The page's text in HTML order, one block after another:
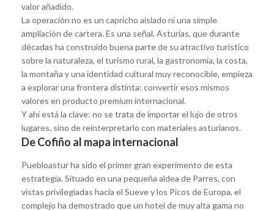
valor añadido.
La operación no es un capricho aislado ni una simple
ampliación de cartera. Es una señal. Asturias, que durante
décadas ha construido buena parte de su atractivo turístico
sobre la naturaleza, el turismo rural, la gastronomía, la costa,
la montaña y una identidad cultural muy reconocible, empieza
a explorar una frontera distinta: convertir esos mismos
valores en producto premium internacional.
Y ahí está la clave: no se trata de importar el lujo de otros
lugares, sino de reinterpretarlo con materiales asturianos.
De Cofiño al mapa internacional
Puebloastur ha sido el primer gran experimento de esta
estrategia. Situado en una pequeña aldea de Parres, con
vistas privilegiadas hacia el Sueve y los Picos de Europa, el
complejo ha demostrado que un hotel de muy alta gama no